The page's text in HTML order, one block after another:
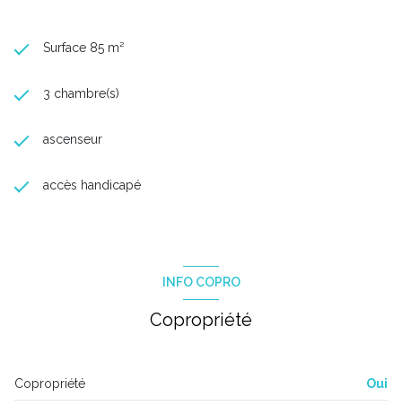
Surface 85 m²
3 chambre(s)
ascenseur
accès handicapé
INFO COPRO
Copropriété
Copropriété Oui